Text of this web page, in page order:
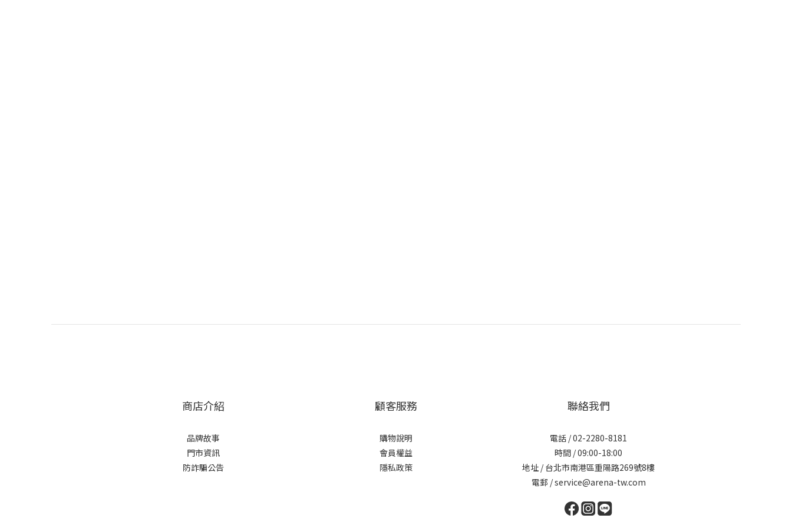
商店介紹
品牌故事
門市資訊
防詐騙公告
顧客服務
購物說明
會員權益
隱私政策
聯絡我們
電話 / 02-2280-8181
時間 / 09:00-18:00
地址 / 台北市南港區重陽路269號8樓
電郵 / service@arena-tw.com